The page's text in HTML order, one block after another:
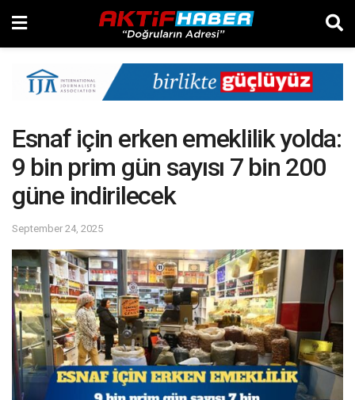
Esnaf için erken emeklilik yolda:
9 bin prim gün sayısı 7 bin 200
güne indirilecek
September 24, 2025